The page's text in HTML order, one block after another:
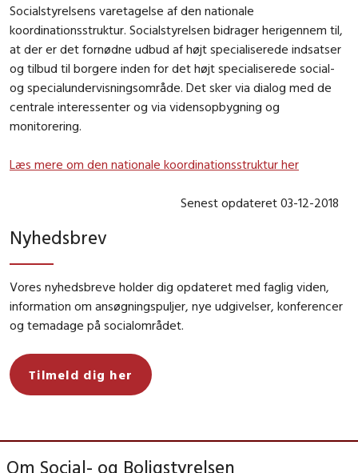
Socialstyrelsens varetagelse af den nationale
koordinationsstruktur. Socialstyrelsen bidrager herigennem til,
at der er det fornødne udbud af højt specialiserede indsatser
og tilbud til borgere inden for det højt specialiserede social-
og specialundervisningsområde. Det sker via dialog med de
centrale interessenter og via vidensopbygning og
monitorering.
Læs mere om den nationale koordinationsstruktur her
Senest opdateret 03-12-2018
Nyhedsbrev
Vores nyhedsbreve holder dig opdateret med faglig viden,
information om ansøgningspuljer, nye udgivelser, konferencer
og temadage på socialområdet.
Tilmeld dig her
Om Social- og Boligstyrelsen